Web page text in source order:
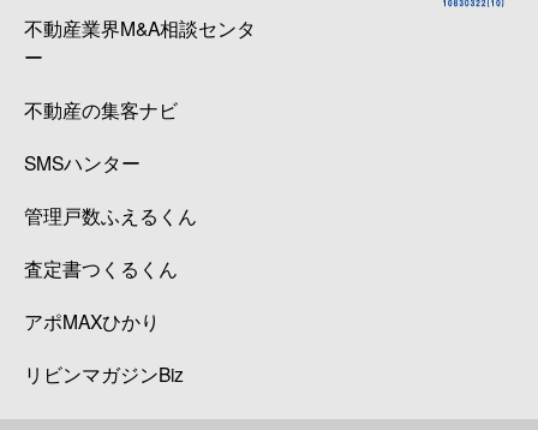
不動産業界M&A相談センタ
ー
不動産の集客ナビ
SMSハンター
管理戸数ふえるくん
査定書つくるくん
アポMAXひかり
リビンマガジンBiz